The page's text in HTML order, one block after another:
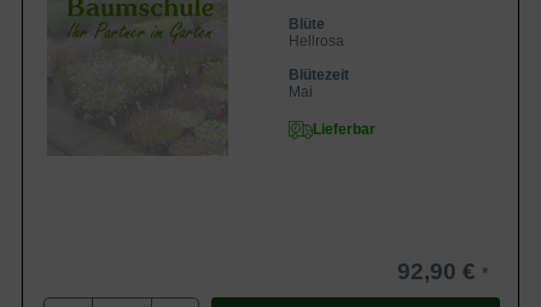
Blüte
Hellrosa
Blütezeit
Mai
Lieferbar
92,90 €